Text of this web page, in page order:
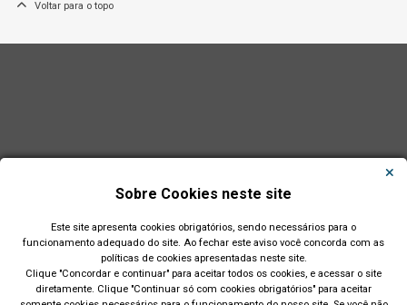
Voltar para o topo
Sobre Cookies neste site
Este site apresenta cookies obrigatórios, sendo necessários para o
funcionamento adequado do site. Ao fechar este aviso você concorda com as
políticas de cookies apresentadas neste site.
Clique "Concordar e continuar" para aceitar todos os cookies, e acessar o site
diretamente. Clique "Continuar só com cookies obrigatórios" para aceitar
Município de São Leopoldo - RS